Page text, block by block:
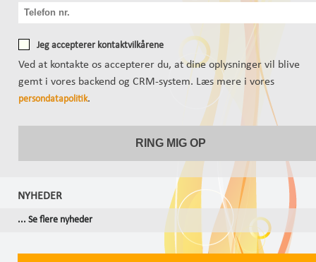
NYHEDER
... Se flere nyheder
Jeg accepterer kontaktvilkårene
Ved at kontakte os accepterer du, at dine oplysninger vil blive
gemt i vores backend og CRM-system. Læs mere i vores
persondatapolitik.